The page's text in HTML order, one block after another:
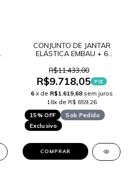
CONJUNTO DE JANTAR
ELÁSTICA EMBAU + 6
R$11.433,00
R$9.718,05 PIX
6 x de R$1.619,68 sem juros
18x de R$ 659,26
15% OFF
Sob Pedido
Exclusivo
COMPRAR